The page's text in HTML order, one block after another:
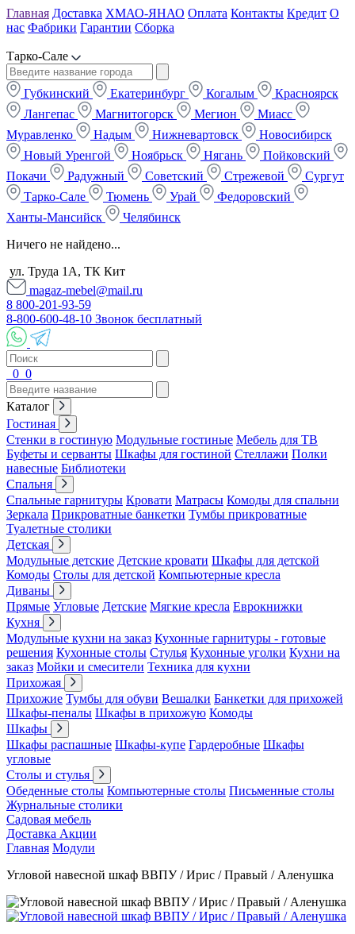
Главная Доставка ХМАО-ЯНАО Оплата Контакты Кредит О
нас Фабрики Гарантии Сборка
Тарко-Сале
Губкинский Екатеринбург Когалым
Красноярск
Лангепас
Магнитогорск Мегион
Миасс
Муравленко
Надым Нижневартовск
Новосибирск
Новый Уренгой
Ноябрьск Нягань
Пойковский
Покачи
Радужный Советский Стрежевой
Сургут
Тарко-Сале
Тюмень Урай
Федоровский
Ханты-Мансийск
Челябинск
Ничего не найдено...
ул. Труда 1А, ТК Кит
magaz-mebel@mail.ru
8 800-201-93-59
8-800-600-48-10 Звонок бесплатный
0 0
Каталог
Гостиная
Стенки в гостиную Модульные гостиные Мебель для ТВ
Буфеты и серванты Шкафы для гостиной Стеллажи Полки
навесные Библиотеки
Спальня
Спальные гарнитуры Кровати Матрасы Комоды для спальни
Зеркала Прикроватные банкетки Тумбы прикроватные
Туалетные столики
Детская
Модульные детские Детские кровати Шкафы для детской
Комоды Столы для детской Компьютерные кресла
Диваны
Прямые Угловые Детские Мягкие кресла Еврокнижки
Кухня
Модульные кухни на заказ Кухонные гарнитуры - готовые
решения Кухонные столы Стулья Кухонные уголки Кухни на
заказ Мойки и смесители Техника для кухни
Прихожая
Прихожие Тумбы для обуви Вешалки Банкетки для прихожей
Шкафы-пеналы Шкафы в прихожую Комоды
Шкафы
Шкафы распашные Шкафы-купе Гардеробные Шкафы
угловые
Столы и стулья
Обеденные столы Компьютерные столы Письменные столы
Журнальные столики
Садовая мебель
Доставка Акции
Главная Модули
Угловой навесной шкаф ВВПУ / Ирис / Правый / Аленушка